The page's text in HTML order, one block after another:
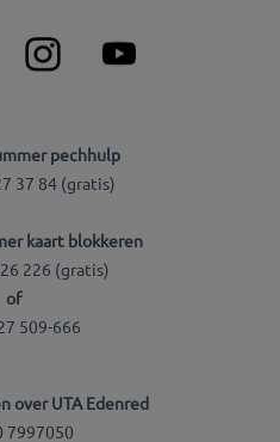
pechhulp
37 84 (gratis)
kaart blokkeren
226 (gratis)
of
509-666
over UTA Edenred
7997050